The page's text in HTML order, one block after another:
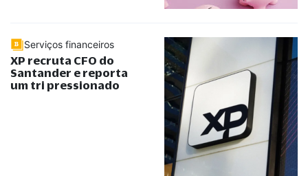
Serviços financeiros
XP recruta CFO do
Santander e reporta
um tri pressionado